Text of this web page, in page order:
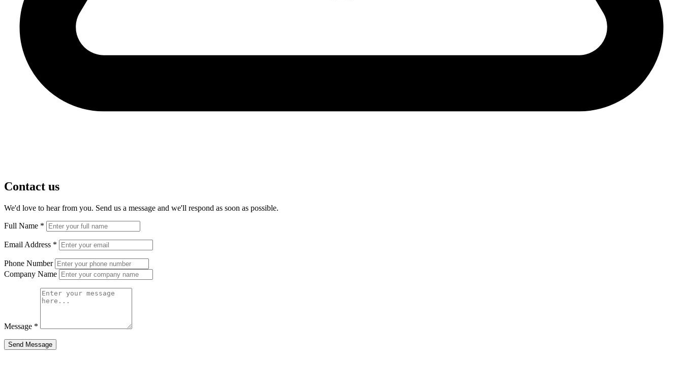
Contact us
We'd love to hear from you. Send us a message and we'll respond as soon as possible.
Full Name *
Email Address *
Phone Number
Company Name
Message *
Send Message